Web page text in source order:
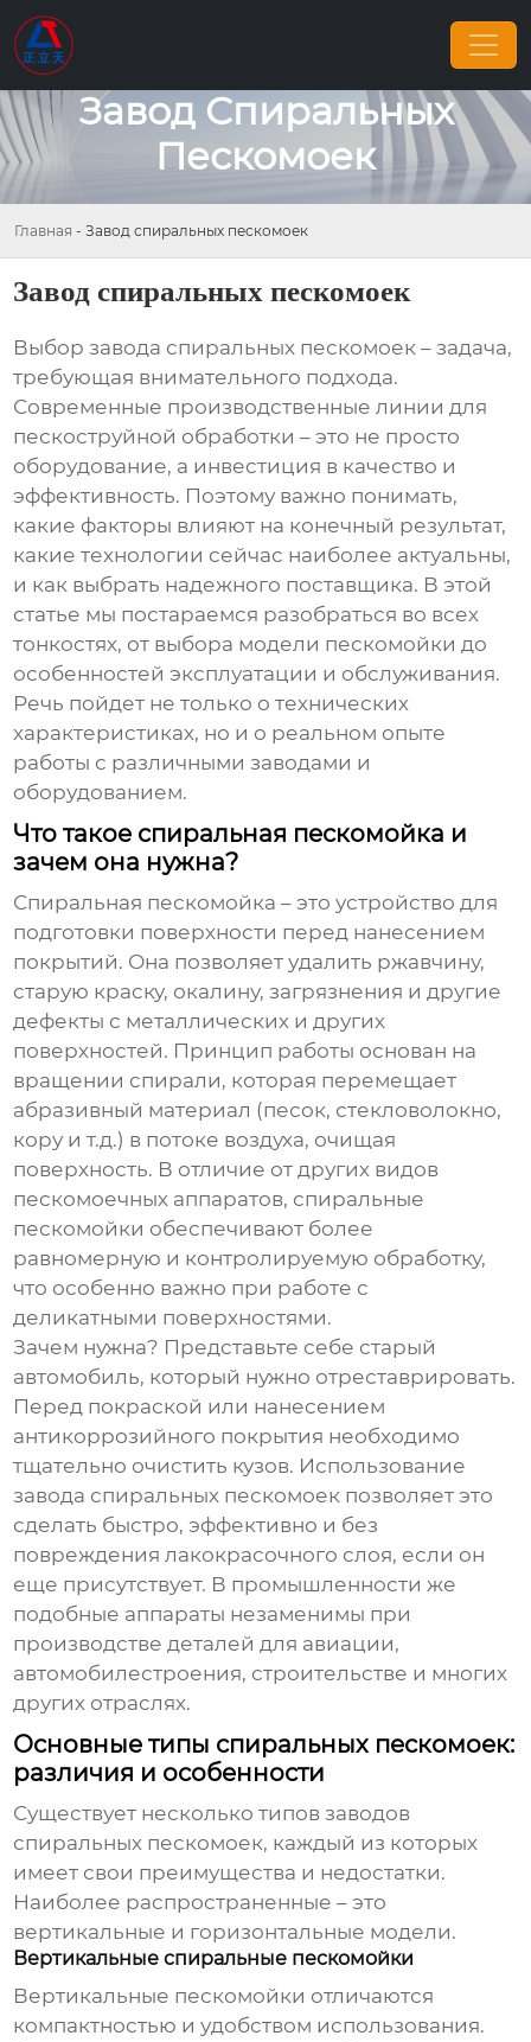
Завод Спиральных
Пескомоек
Главная - Завод спиральных пескомоек
Завод спиральных пескомоек
Выборзавода спиральных пескомоек – задача,
требующая внимательного подхода.
Современные производственные линии для
пескоструйной обработки – это не просто
оборудование, а инвестиция в качество и
эффективность. Поэтому важно понимать,
какие факторы влияют на конечный результат,
какие технологии сейчас наиболее актуальны,
и как выбрать надежного поставщика. В этой
статье мы постараемся разобраться во всех
тонкостях, от выбора модели пескомойки до
особенностей эксплуатации и обслуживания.
Речь пойдет не только о технических
характеристиках, но и о реальном опыте
работы с различными заводами и
оборудованием.
Что такое спиральная пескомойка и
зачем она нужна?
Спиральная пескомойка – это устройство для
подготовки поверхности перед нанесением
покрытий. Она позволяет удалить ржавчину,
старую краску, окалину, загрязнения и другие
дефекты с металлических и других
поверхностей. Принцип работы основан на
вращении спирали, которая перемещает
абразивный материал (песок, стекловолокно,
кору и т.д.) в потоке воздуха, очищая
поверхность. В отличие от других видов
пескомоечных аппаратов, спиральные
пескомойки обеспечивают более
равномерную и контролируемую обработку,
что особенно важно при работе с
деликатными поверхностями.
Зачем нужна? Представьте себе старый
автомобиль, который нужно отреставрировать.
Перед покраской или нанесением
антикоррозийного покрытия необходимо
тщательно очистить кузов. Использование
завода спиральных пескомоек позволяет это
сделать быстро, эффективно и без
повреждения лакокрасочного слоя, если он
еще присутствует. В промышленности же
подобные аппараты незаменимы при
производстве деталей для авиации,
автомобилестроения, строительстве и многих
других отраслях.
Основные типы спиральных пескомоек:
различия и особенности
Существует несколько типовзаводов
спиральных пескомоек, каждый из которых
имеет свои преимущества и недостатки.
Наиболее распространенные – это
вертикальные и горизонтальные модели.
Вертикальные спиральные пескомойки
Вертикальные пескомойки отличаются
компактностью и удобством использования.